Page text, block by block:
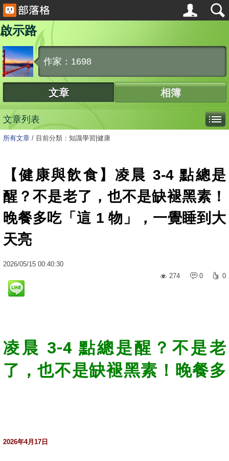
啟示路
作家：1698
文章 相簿
文章列表
所有文章 / 目前分類：知識學習|健康
【健康與飲食】凌晨 3-4 點總是
醒？不是老了，也不是缺褪黑素！
晚餐多吃「這 1 物」，一覺睡到大
天亮
2026/05/15 00:40:30
274
0 0
凌晨 3-4 點總是醒？不是老
了，也不是缺褪黑素！晚餐多
2026年4月17日